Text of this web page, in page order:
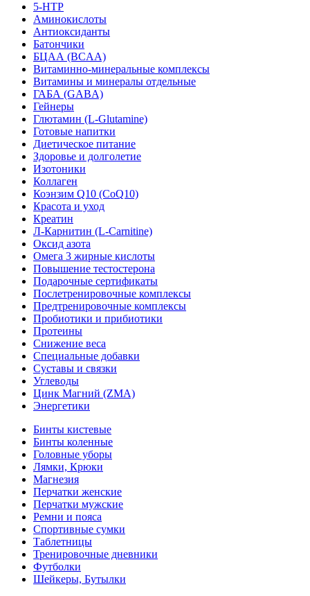
5-HTP
Аминокислоты
Антиоксиданты
Батончики
БЦАА (BCAA)
Витаминно-минеральные комплексы
Витамины и минералы отдельные
ГАБА (GABA)
Гейнеры
Глютамин (L-Glutamine)
Готовые напитки
Диетическое питание
Здоровье и долголетие
Изотоники
Коллаген
Коэнзим Q10 (CoQ10)
Красота и уход
Креатин
Л-Карнитин (L-Сarnitine)
Оксид азота
Омега 3 жирные кислоты
Повышение тестостерона
Подарочные сертификаты
Послетренировочные комплексы
Предтренировочные комплексы
Пробиотики и прибиотики
Протеины
Снижение веса
Специальные добавки
Суставы и связки
Углеводы
Цинк Магний (ZMA)
Энергетики
Бинты кистевые
Бинты коленные
Головные уборы
Лямки, Крюки
Магнезия
Перчатки женские
Перчатки мужские
Ремни и пояса
Спортивные сумки
Таблетницы
Тренировочные дневники
Футболки
Шейкеры, Бутылки